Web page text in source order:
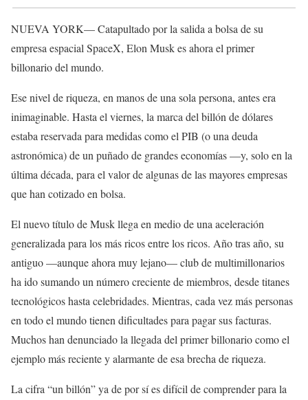
NUEVA YORK— Catapultado por la salida a bolsa de su
empresa espacial SpaceX, Elon Musk es ahora el primer
billonario del mundo.
Ese nivel de riqueza, en manos de una sola persona, antes era
inimaginable. Hasta el viernes, la marca del billón de dólares
estaba reservada para medidas como el PIB (o una deuda
astronómica) de un puñado de grandes economías —y, solo en la
última década, para el valor de algunas de las mayores empresas
que han cotizado en bolsa.
El nuevo título de Musk llega en medio de una aceleración
generalizada para los más ricos entre los ricos. Año tras año, su
antiguo —aunque ahora muy lejano— club de multimillonarios
ha ido sumando un número creciente de miembros, desde titanes
tecnológicos hasta celebridades. Mientras, cada vez más personas
en todo el mundo tienen dificultades para pagar sus facturas.
Muchos han denunciado la llegada del primer billonario como el
ejemplo más reciente y alarmante de esa brecha de riqueza.
La cifra “un billón” ya de por sí es difícil de comprender para la